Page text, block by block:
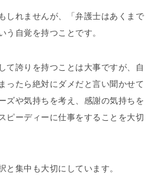
しれませんが、「弁護士はあくまで
う自覚を持つことです。
て誇りを持つことは大事ですが、自
ったら絶対にダメだと言い聞かせて
ズや気持ちを考え、感謝の気持ちを
ピーディーに仕事をすることを大切
と集中も大切にしています。